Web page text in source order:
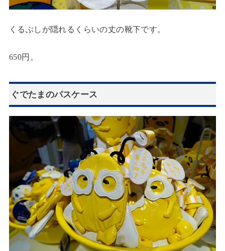
くるぶしが隠れるくらいの丈の靴下です。
650円。
ぐでたまのパスケース